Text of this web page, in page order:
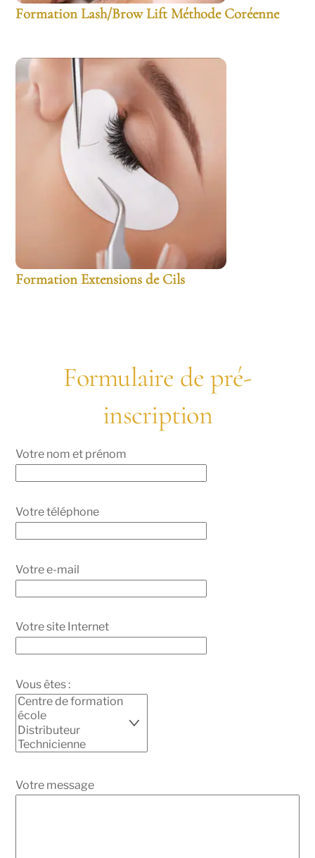
Formation Lash/Brow Lift Méthode Coréenne
Formation Extensions de Cils
Formulaire de pré-
inscription
Votre nom et prénom
Votre téléphone
Votre e-mail
Votre site Internet
Vous êtes :
Votre message